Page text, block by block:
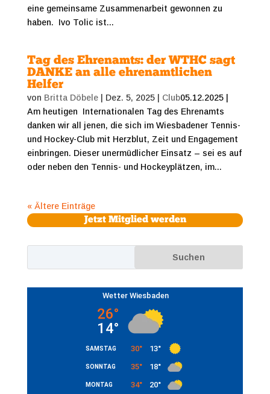
eine gemeinsame Zusammenarbeit gewonnen zu
haben. Ivo Tolic ist...
Tag des Ehrenamts: der WTHC sagt
DANKE an alle ehrenamtlichen
Helfer
von Britta Döbele| Dez. 5, 2025| Club05.12.2025 |
Am heutigen Internationalen Tag des Ehrenamts
danken wir all jenen, die sich im Wiesbadener Tennis-
und Hockey-Club mit Herzblut, Zeit und Engagement
einbringen. Dieser unermüdlicher Einsatz – sei es auf
oder neben den Tennis- und Hockeyplätzen, im...
« Ältere Einträge
Jetzt Mitglied werden